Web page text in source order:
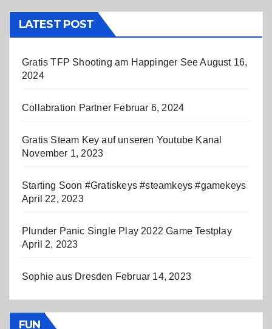
LATEST POST
Gratis TFP Shooting am Happinger See August 16,
2024
Collabration Partner Februar 6, 2024
Gratis Steam Key auf unseren Youtube Kanal
November 1, 2023
Starting Soon #Gratiskeys #steamkeys #gamekeys
April 22, 2023
Plunder Panic Single Play 2022 Game Testplay
April 2, 2023
Sophie aus Dresden Februar 14, 2023
FUN